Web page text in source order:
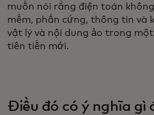
muốn nói rằng điện toán
mềm, phần cứng, thông tin và
vật lý và nội dung ảo trong
tiên tiến mới.
Điều đó có ý nghĩa gì